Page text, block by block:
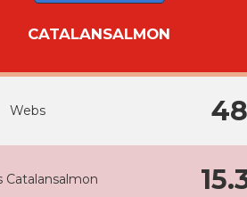
CATALANSALMON
Webs
Catalansalmon